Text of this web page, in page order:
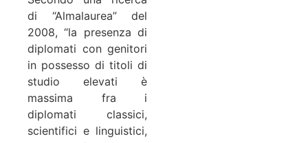
di “Almalaurea” del
2008, “la presenza di
diplomati con genitori
in possesso di titoli di
studio elevati è
massima fra i
diplomati classici,
scientifici e linguistici,